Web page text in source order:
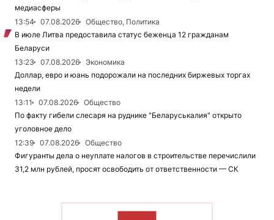
медиасферы
13:54
07.08.2026
Общество, Политика
В июле Литва предоставила статус беженца 12 гражданам
Беларуси
13:23
07.08.2026
Экономика
Доллар, евро и юань подорожали на последних биржевых торгах
недели
13:11
07.08.2026
Общество
По факту гибели слесаря на руднике "Беларуськалия" открыто
уголовное дело
12:39
07.08.2026
Общество
Фигуранты дела о неуплате налогов в строительстве перечислили
31,2 млн рублей, просят освободить от ответственности — СК